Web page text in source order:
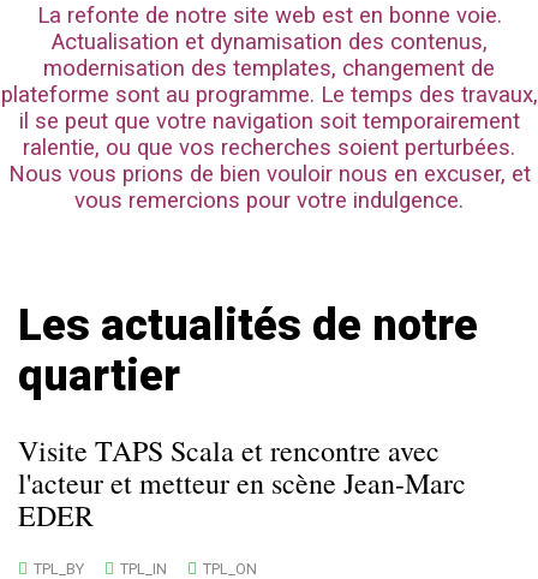
La refonte de notre site web est en bonne voie.
Actualisation et dynamisation des contenus,
modernisation des templates, changement de
plateforme sont au programme. Le temps des travaux,
il se peut que votre navigation soit temporairement
ralentie, ou que vos recherches soient perturbées.
Nous vous prions de bien vouloir nous en excuser, et
vous remercions pour votre indulgence.
Les actualités de notre
quartier
Visite TAPS Scala et rencontre avec
l'acteur et metteur en scène Jean-Marc
EDER
TPL_BY TPL_IN TPL_ON